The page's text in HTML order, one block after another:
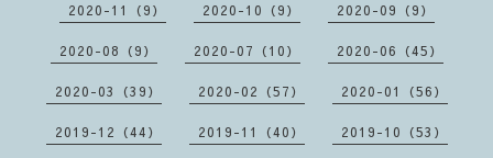
2020-11（9） 2020-10（9） 2020-09（9）
2020-08（9） 2020-07（10） 2020-06（45）
2020-03（39） 2020-02（57） 2020-01（56）
2019-12（44） 2019-11（40） 2019-10（53）